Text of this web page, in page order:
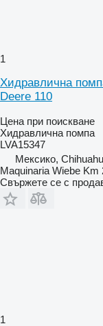
1
Хидравлична
Deere 110
Цена при поискване
Хидравлична помпа
LVA15347
Мексико,
Maquinaria Wiebe Km
Свържете се с
1